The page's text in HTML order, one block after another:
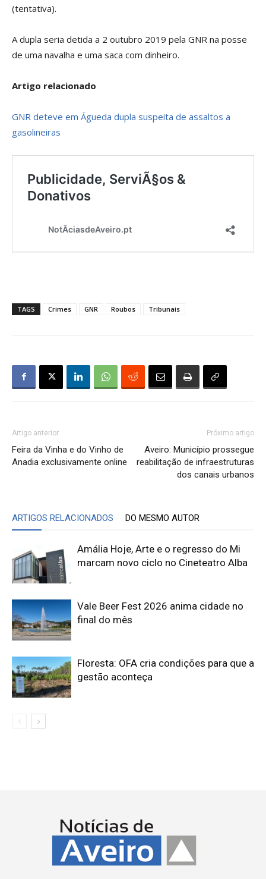
(tentativa).
A dupla seria detida a 2 outubro 2019 pela GNR na posse
de uma navalha e uma saca com dinheiro.
Artigo relacionado
GNR deteve em Águeda dupla suspeita de assaltos a
gasolineiras
TAGS Crimes GNR Roubos Tribunais
Artigo anterior
Feira da Vinha e do Vinho de
Anadia exclusivamente online
Próximo artigo
Aveiro: Município prossegue
reabilitação de infraestruturas
dos canais urbanos
ARTIGOS RELACIONADOS DO MESMO AUTOR
Amália Hoje, Arte e o regresso do Mi
marcam novo ciclo no Cineteatro Alba
Vale Beer Fest 2026 anima cidade no
final do mês
Floresta: OFA cria condições para que a
gestão aconteça